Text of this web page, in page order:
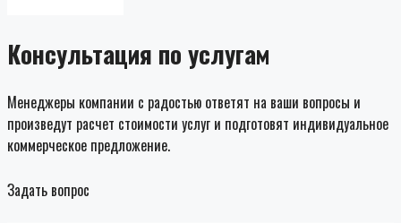
Консультация по услугам
Менеджеры компании с радостью ответят на ваши вопросы и
произведут расчет стоимости услуг и подготовят индивидуальное
коммерческое предложение.
Задать вопрос